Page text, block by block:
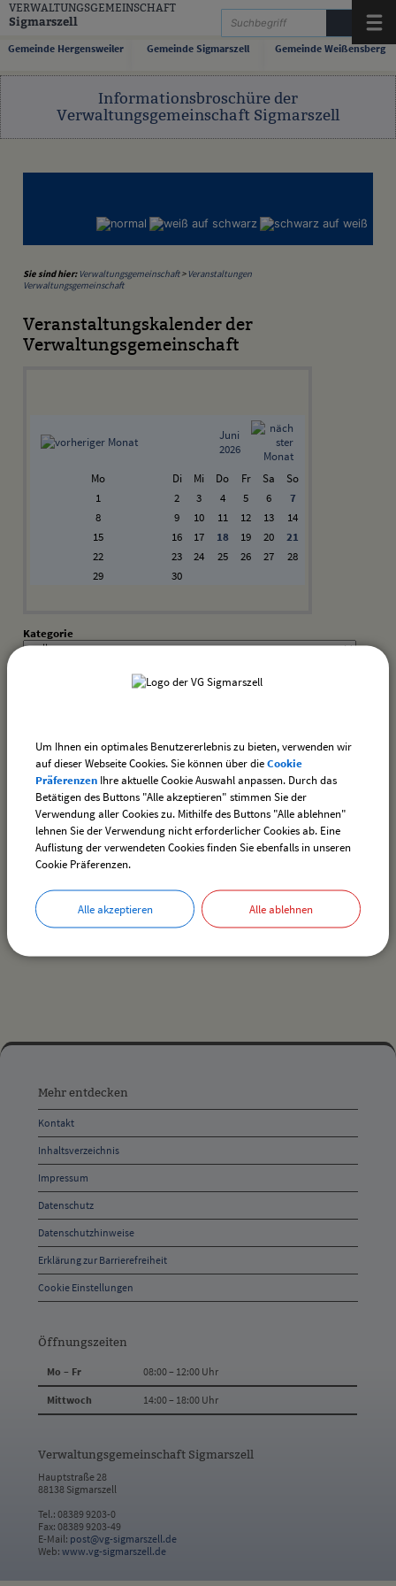
Zum Inhalt,zur Navigationoderzur Startseite springen.
VERWALTUNGSGEMEINSCHAFT
Sigmarszell
Gemeinde Hergensweiler Gemeinde Sigmarszell Gemeinde Weißensberg
Informationsbroschüre der
Verwaltungsgemeinschaft Sigmarszell
Sie sind hier: Verwaltungsgemeinschaft> Veranstaltungen
Verwaltungsgemeinschaft
Veranstaltungskalender der
Verwaltungsgemeinschaft
Juni
2026
Mo Di Mi Do Fr Sa
So
1
2 3 4 5 6
7
8
9 10 11 12 13
14
15
16 17 18 19 20
21
22
23 24 25 26 27
28
29
30
Kategorie
bis:
Es wurden keine Veranstaltungen gefunden.
druckennach oben
entdecken,
Öffnungszeiten
und
Anschrift
und
Kontakt
Mehr entdecken
Kontakt
Inhaltsverzeichnis
Impressum
Datenschutz
Datenschutzhinweise
Erklärung zur Barrierefreiheit
Cookie Einstellungen
Öffnungszeiten
Mo – Fr 08:00 – 12:00 Uhr
Mittwoch 14:00 – 18:00 Uhr
Verwaltungsgemeinschaft Sigmarszell
Hauptstraße 28
88138 Sigmarszell
Tel.: 08389 9203-0
Fax: 08389 9203-49
E-Mail: post@vg-sigmarszell.de
Web:www.vg-sigmarszell.de
Um Ihnen ein optimales Benutzererlebnis zu bieten, verwenden wir
auf dieser Webseite Cookies. Sie können über dieCookie
Präferenzen Ihre aktuelle Cookie Auswahl anpassen. Durch das
Betätigen des Buttons "Alle akzeptieren" stimmen Sie der
Verwendung aller Cookies zu. Mithilfe des Buttons "Alle ablehnen"
lehnen Sie der Verwendung nicht erforderlicher Cookies ab. Eine
Auflistung der verwendeten Cookies finden Sie ebenfalls in unseren
Cookie Präferenzen.
Alle akzeptieren Alle ablehnen